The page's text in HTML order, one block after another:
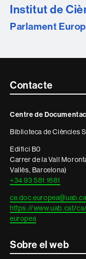
Institut de
Parlament
Contacte
informació
legal
Contacte
Centre de
Biblioteca de Ciències
Edifici B0
Carrer de la Vall
Vallès, Barcelona)
+34 93 581 1681
https://www.uab.cat/
europea
Sobre el web